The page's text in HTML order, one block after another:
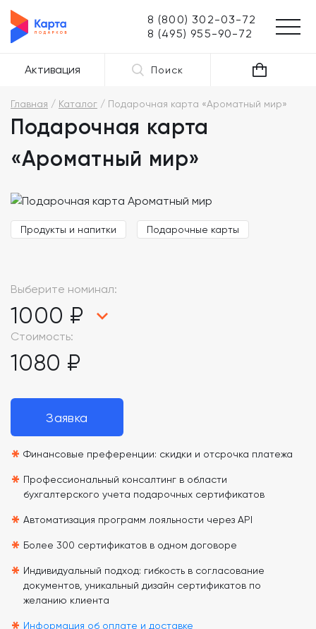
8 (800) 302-03-72
8 (495) 955-90-72
Активация Поиск
Главная Каталог Подарочная карта «Ароматный мир»
Подарочная карта
«Ароматный мир»
Продукты и напитки Подарочные карты
Выберите номинал:
1000 ₽
Стоимость:
1080 ₽
Заявка
* Финансовые преференции: скидки и отсрочка платежа
* Профессиональный консалтинг в области
бухгалтерского учета подарочных сертификатов
* Автоматизация программ лояльности через API
* Более 300 сертификатов в одном договоре
* Индивидуальный подход: гибкость в согласование
документов, уникальный дизайн сертификатов по
желанию клиента
Информация об оплате и доставке